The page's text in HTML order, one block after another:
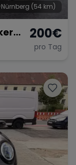
Nürnberg (54 km)
200€
pro Tag